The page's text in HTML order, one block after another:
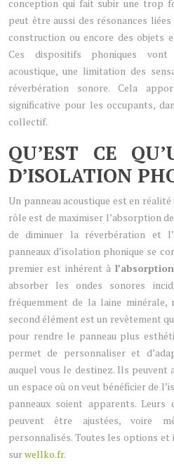
conception qui fait subir une trop
peut être aussi des résonances
construction ou encore des objets
Ces dispositifs phoniques
acoustique, une limitation des
réverbération sonore. Cela
significative pour les occupants,
collectif.
QU’EST CE
D’ISOLATION
Un panneau acoustique est en
rôle est de maximiser l’absorption
de diminuer la réverbération et
panneaux d’isolation phonique se
premier est inhérent à
absorber les ondes sonores
fréquemment de la laine minérale,
second élément est un revêtement
pour rendre le panneau plus
permet de personnaliser et
auquel vous le destinez. Ils
un espace où on veut bénéficier de
panneaux soient apparents. Leurs
peuvent être ajustées, voire
personnalisés. Toutes les options
surwellko.fr.